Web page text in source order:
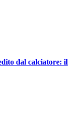
dal calciatore: il